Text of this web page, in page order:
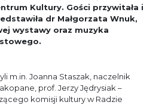
Kultury. Gości przywitała i
dr Małgorzata Wnuk,
wystawy oraz muzyka
m.in. Joanna Staszak, naczelnik
prof. Jerzy Jędrysiak –
komisji kultury w Radzie